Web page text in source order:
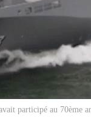
participé au 70ème